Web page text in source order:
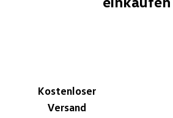
Kostenloser
Versand